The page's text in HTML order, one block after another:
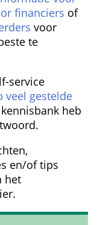
financiers of
voor
te
service
veel gestelde
heb
en/of tips
het